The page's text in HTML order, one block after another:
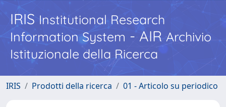
IRISInstitutional Research
Information System - AIR Archivio
Istituzionale della Ricerca
IRIS Prodotti della ricerca 01 - Articolo su periodico